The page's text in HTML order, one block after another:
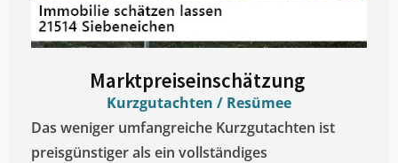
Marktpreiseinschätzung ​
Kurzgutachten / Resümee
Das weniger umfangreiche Kurzgutachten ist
preisgünstiger als ein vollständiges